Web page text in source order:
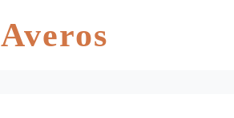
Averos